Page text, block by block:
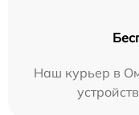
Наш курьер в